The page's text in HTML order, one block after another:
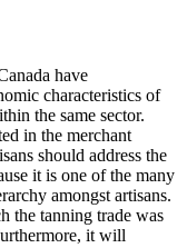
have
characteristics of
the same sector.
in the merchant
should address the
it is one of the many
amongst artisans.
the tanning trade was
it will